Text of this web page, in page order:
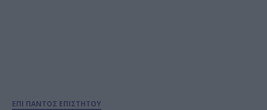
ΕΠΙ ΠΑΝΤΟΣ ΕΠΙΣΤΗΤΟΥ